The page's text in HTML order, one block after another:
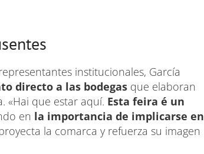
institucionales, García
directo a las bodegas que elaboran
«Hai que estar aquí. Esta feira é un
en la importancia de implicarse en
la comarca y refuerza su imagen